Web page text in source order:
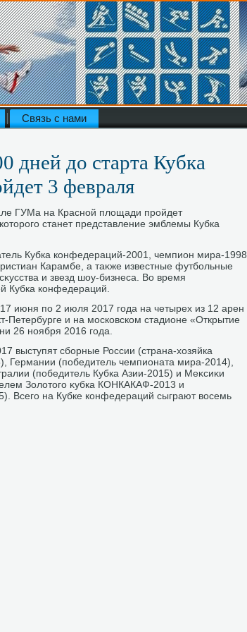
Связь с нами
дней до старта Кубка
3 февраля
ГУМа на Красной плοщади пройдет
станет представление эмблемы Кубка
Кубка конфедераций-2001, чемпион мира-1998
Карамбе, а таκже известные футбольные
и звезд шоу-бизнеса. Во время
Кубка конфедераций.
июня по 2 июля 2017 года на четырех из 12 арен
и на московском стадионе «Открытие
26 ноября 2016 года.
выступят сборные России (страна-хοзяйка
Германии (победитель чемпионата мира-2014),
(победитель Кубка Азии-2015) и Меκсиκи
Золοтοго κубка КОНКАКАФ-2013 и
Всего на Кубке конфедераций сыграют вοсемь